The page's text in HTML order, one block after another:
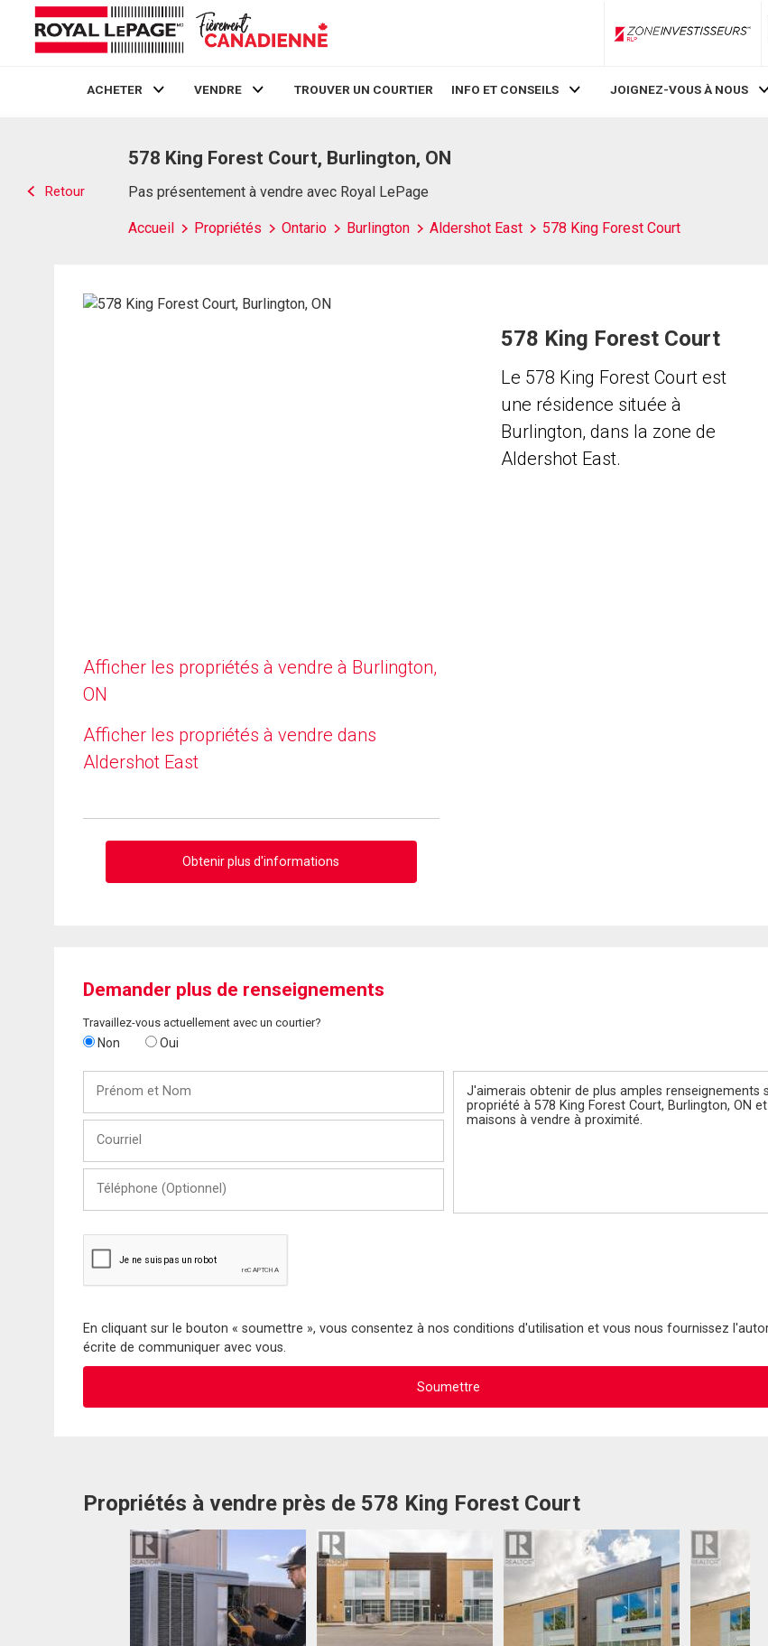
ACHETER VENDRE TROUVER UN COURTIER INFO ET CONSEILS JOIGNEZ-VOUS À NOUS
Retour
578 King Forest Court, Burlington, ON
Pas présentement à vendre avec Royal LePage
Accueil Propriétés Ontario Burlington Aldershot East 578 King Forest Court
Afficher les propriétés à vendre à Burlington,
ON
Afficher les propriétés à vendre dans
Aldershot East
Obtenir plus d'informations
578 King Forest Court
Le 578 King Forest Court est
une résidence située à
Burlington, dans la zone de
Aldershot East.
Demander plus de renseignements
Travaillez-vous actuellement avec un courtier?
Non Oui
Nom
(Optionnel)
En cliquant sur le bouton « soumettre », vous consentez à nos conditions d'utilisation et vous nous fournissez
écrite de communiquer avec vous.
Propriétés à vendre près de 578 King Forest Court